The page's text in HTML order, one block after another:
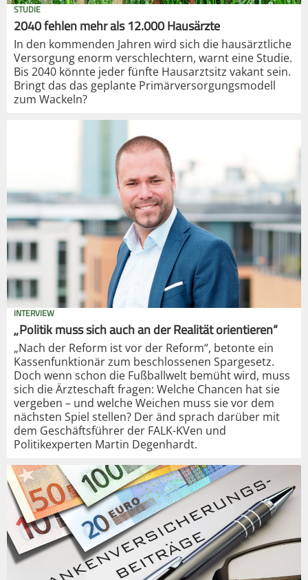
STUDIE
2040 fehlen mehr als 12.000 Hausärzte
In den kommenden Jahren wird sich die hausärztliche
Versorgung enorm verschlechtern, warnt eine Studie.
Bis 2040 könnte jeder fünfte Hausarztsitz vakant sein.
Bringt das das geplante Primärversorgungsmodell
zum Wackeln?
INTERVIEW
„Politik muss sich auch an der Realität orientieren“
„Nach der Reform ist vor der Reform“, betonte ein
Kassenfunktionär zum beschlossenen Spargesetz.
Doch wenn schon die Fußballwelt bemüht wird, muss
sich die Ärzteschaft fragen: Welche Chancen hat sie
vergeben – und welche Weichen muss sie vor dem
nächsten Spiel stellen? Der änd sprach darüber mit
dem Geschäftsführer der FALK-KVen und
Politikexperten Martin Degenhardt.